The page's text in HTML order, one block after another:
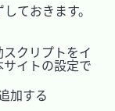
ておきます。
クリプトをイ
イトの設定で
加する